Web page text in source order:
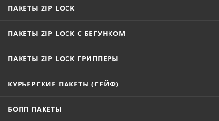
ПАКЕТЫ ZIP LOCK
ПАКЕТЫ ZIP LOCK С БЕГУНКОМ
ПАКЕТЫ ZIP LOCK ГРИППЕРЫ
КУРЬЕРСКИЕ ПАКЕТЫ (СЕЙФ)
БОПП ПАКЕТЫ